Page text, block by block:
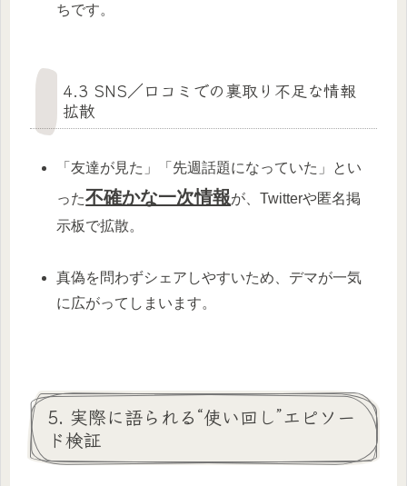
ちです。
4.3 SNS／口コミでの裏取り不足な情報
拡散
「友達が見た」「先週話題になっていた」とい
った不確かな一次情報が、Twitterや匿名掲
示板で拡散。
真偽を問わずシェアしやすいため、デマが一気
に広がってしまいます。
5. 実際に語られる“使い回し”エピソー
ド検証